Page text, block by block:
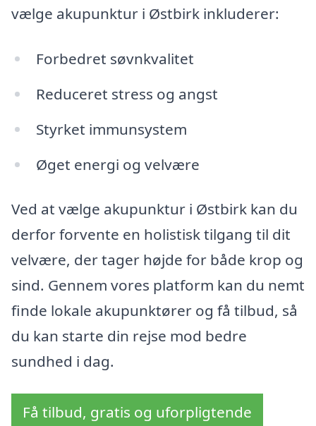
vælge akupunktur i Østbirk inkluderer:
Forbedret søvnkvalitet
Reduceret stress og angst
Styrket immunsystem
Øget energi og velvære
Ved at vælge akupunktur i Østbirk kan du
derfor forvente en holistisk tilgang til dit
velvære, der tager højde for både krop og
sind. Gennem vores platform kan du nemt
finde lokale akupunktører og få tilbud, så
du kan starte din rejse mod bedre
sundhed i dag.
Få tilbud, gratis og uforpligtende